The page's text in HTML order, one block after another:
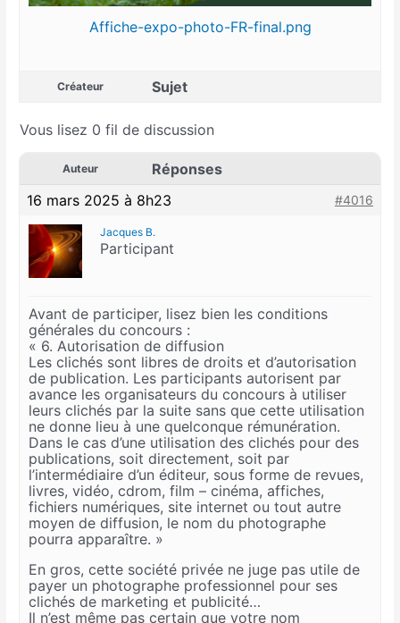
Affiche-expo-photo-FR-final.png
Créateur Sujet
Vous lisez 0 fil de discussion
Auteur
Réponses
16 mars 2025 à 8h23
#4016
Jacques B.
Participant
Avant de participer, lisez bien les conditions
générales du concours :
« 6. Autorisation de diffusion
Les clichés sont libres de droits et d’autorisation
de publication. Les participants autorisent par
avance les organisateurs du concours à utiliser
leurs clichés par la suite sans que cette utilisation
ne donne lieu à une quelconque rémunération.
Dans le cas d’une utilisation des clichés pour des
publications, soit directement, soit par
l’intermédiaire d’un éditeur, sous forme de revues,
livres, vidéo, cdrom, film – cinéma, affiches,
fichiers numériques, site internet ou tout autre
moyen de diffusion, le nom du photographe
pourra apparaître. »
En gros, cette société privée ne juge pas utile de
payer un photographe professionnel pour ses
clichés de marketing et publicité…
Il n’est même pas certain que votre nom